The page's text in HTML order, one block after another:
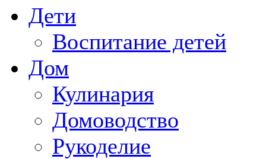
Дети
Воспитание детей
Дом
Кулинария
Домоводство
Рукоделие